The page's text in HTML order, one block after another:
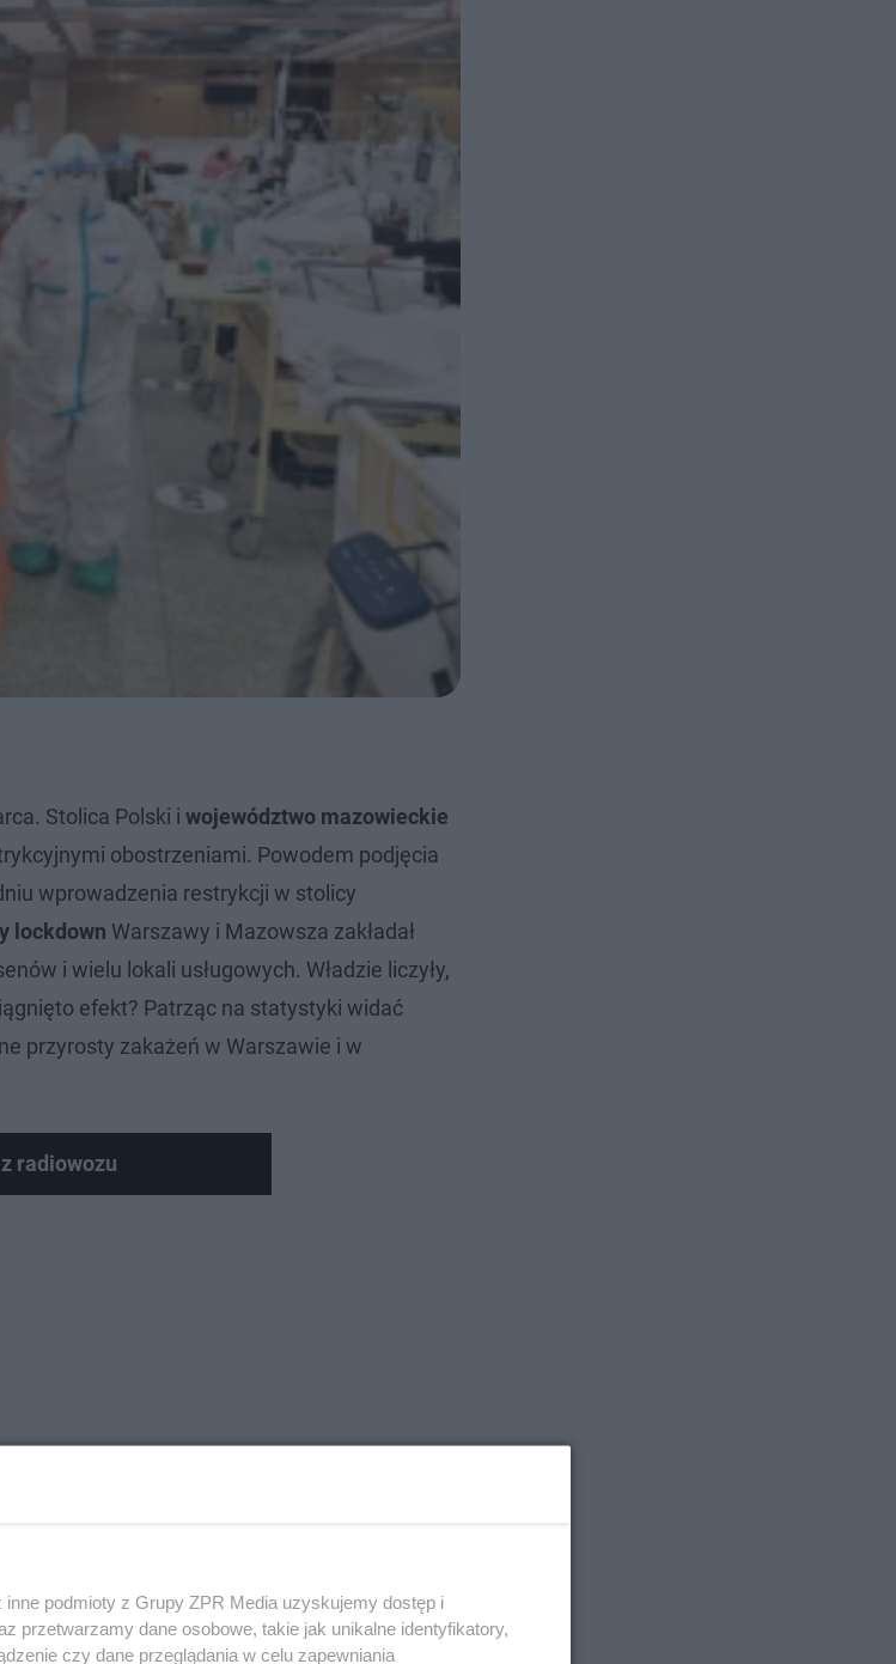
Stolica Polski i województwo mazowieckie
obostrzeniami. Powodem podjęcia
wprowadzenia restrykcji w stolicy
lockdown Warszawy i Mazowsza zakładał
i wielu lokali usługowych. Władzie liczyły,
efekt? Patrząc na statystyki widać
przyrosty zakażeń w Warszawie i w
radiowozu
będzie w ten sposób…
podmioty z Grupy ZPR Media uzyskujemy dostęp i
przetwarzamy dane osobowe, takie jak unikalne identyfikatory,
czy dane przeglądania w celu zapewniania